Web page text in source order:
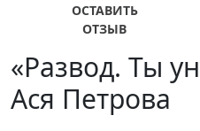
ОСТАВИТЬ
ОТЗЫВ
«Развод. Ты
Ася Петрова